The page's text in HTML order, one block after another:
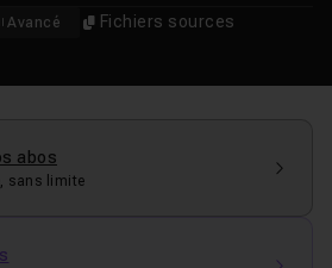
Avancé Fichiers sources
abos
sans limite